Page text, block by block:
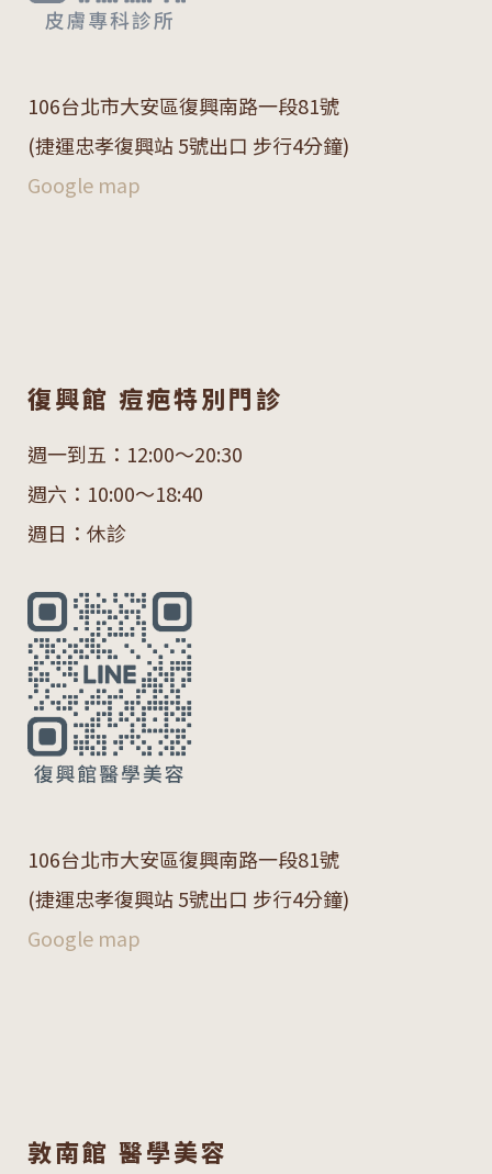
106台北市大安區復興南路一段81號
(捷運忠孝復興站 5號出口 步行4分鐘)
Google map
復興館 痘疤特別門診
週一到五：12:00～20:30
週六：10:00～18:40
週日：休診
106台北市大安區復興南路一段81號
(捷運忠孝復興站 5號出口 步行4分鐘)
Google map
敦南館 醫學美容